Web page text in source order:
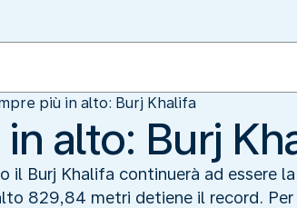
più in alto: Burj Khalifa
alto: Burj
il Burj Khalifa continuerà ad essere
829,84 metri detiene il record.